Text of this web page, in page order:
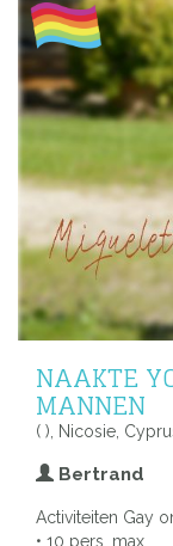
NAAKTE
MANNEN
( ), Nicosie,
Bertrand
Activiteiten Gay
• 10 pers. max.